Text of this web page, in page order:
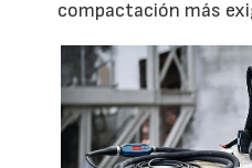
compactación más